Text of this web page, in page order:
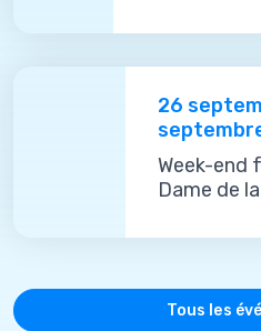
26
Week-end
Dame de
Tous les